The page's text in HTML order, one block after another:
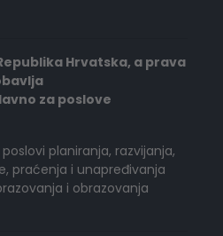
Hrvatska, a prava
za poslove
planiranja, razvijanja,
praćenja i unapređivanja
i obrazovanja